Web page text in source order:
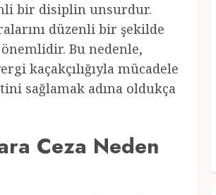
bir disiplin unsurdur.
düzenli bir şekilde
Bu nedenle,
kaçakçılığıyla mücadele
sağlamak adına oldukça
Ceza Neden